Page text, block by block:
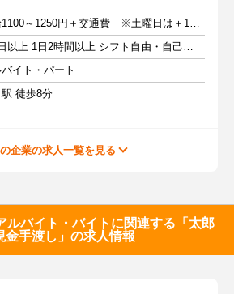
時給1100～1250円＋交通費 ※土曜日は＋100円アップ
週1日以上 1日2時間以上 シフト自由・自己申告
イト・パート
徒歩8分
企業の求人一覧を見る
ルバイト・バイトに関連する「太郎
金手渡し」の求人情報